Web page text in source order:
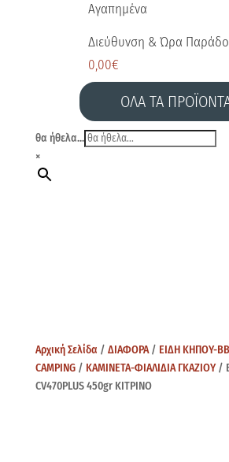
Αγαπημένα
Διεύθυνση & Ώρα
0,00€
ΟΛΑ ΤΑ
θα ήθελα...
×
Αρχική Σελίδα / ΔΙΑΦΟΡΑ/ ΕΙΔΗ ΚΗΠΟΥ-
CAMPING/ ΚΑΜΙΝΕΤΑ-ΦΙΑΛΙΔΙΑ ΓΚΑΖΙΟΥ/
CV470PLUS 450gr ΚΙΤΡΙΝΟ